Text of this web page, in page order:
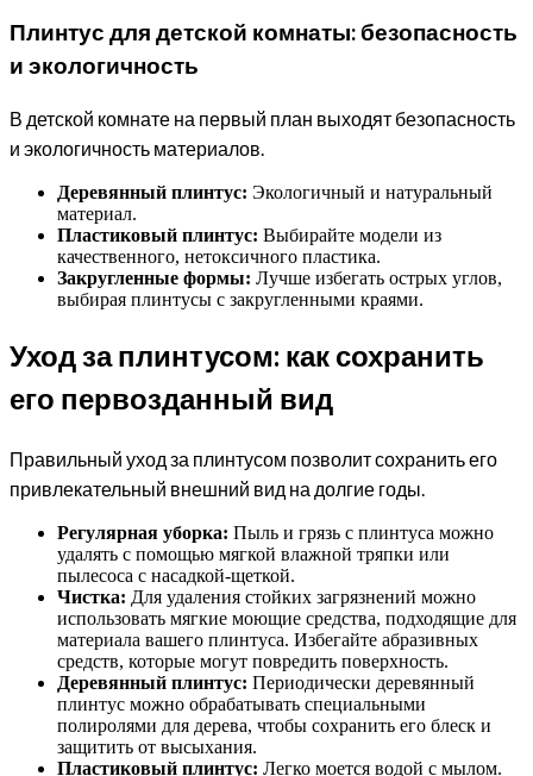
Плинтус для детской комнаты: безопасность
и экологичность
В детской комнате на первый план выходят безопасность
и экологичность материалов.
Деревянный плинтус: Экологичный и натуральный
материал.
Пластиковый плинтус: Выбирайте модели из
качественного, нетоксичного пластика.
Закругленные формы: Лучше избегать острых углов,
выбирая плинтусы с закругленными краями.
Уход за плинтусом: как сохранить
его первозданный вид
Правильный уход за плинтусом позволит сохранить его
привлекательный внешний вид на долгие годы.
Регулярная уборка: Пыль и грязь с плинтуса можно
удалять с помощью мягкой влажной тряпки или
пылесоса с насадкой-щеткой.
Чистка: Для удаления стойких загрязнений можно
использовать мягкие моющие средства, подходящие для
материала вашего плинтуса. Избегайте абразивных
средств, которые могут повредить поверхность.
Деревянный плинтус: Периодически деревянный
плинтус можно обрабатывать специальными
полиролями для дерева, чтобы сохранить его блеск и
защитить от высыхания.
Пластиковый плинтус: Легко моется водой с мылом.